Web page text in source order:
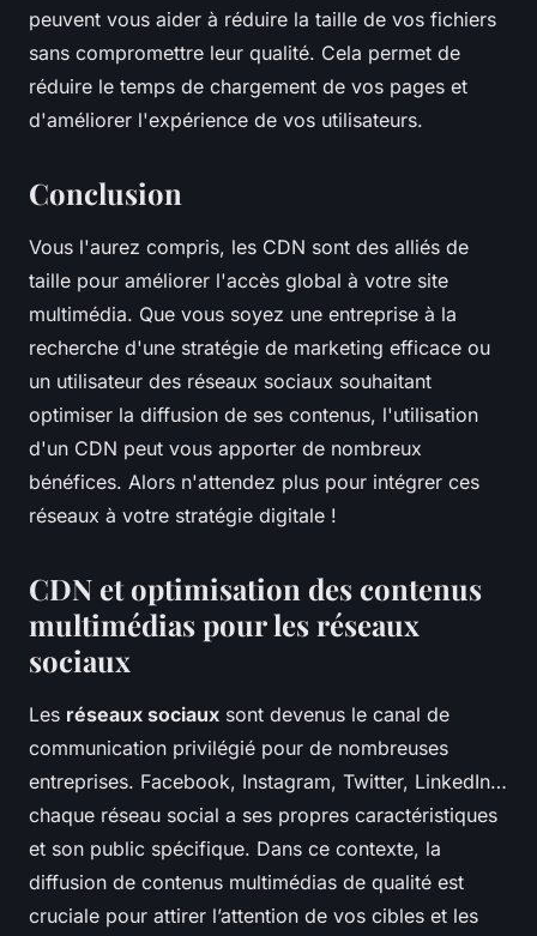
peuvent vous aider à réduire la taille de vos fichiers
sans compromettre leur qualité. Cela permet de
réduire le temps de chargement de vos pages et
d'améliorer l'expérience de vos utilisateurs.
Conclusion
Vous l'aurez compris, les CDN sont des alliés de
taille pour améliorer l'accès global à votre site
multimédia. Que vous soyez une entreprise à la
recherche d'une stratégie de marketing efficace ou
un utilisateur des réseaux sociaux souhaitant
optimiser la diffusion de ses contenus, l'utilisation
d'un CDN peut vous apporter de nombreux
bénéfices. Alors n'attendez plus pour intégrer ces
réseaux à votre stratégie digitale !
CDN et optimisation des contenus
multimédias pour les réseaux
sociaux
Les réseaux sociaux sont devenus le canal de
communication privilégié pour de nombreuses
entreprises. Facebook, Instagram, Twitter, LinkedIn…
chaque réseau social a ses propres caractéristiques
et son public spécifique. Dans ce contexte, la
diffusion de contenus multimédias de qualité est
cruciale pour attirer l’attention de vos cibles et les